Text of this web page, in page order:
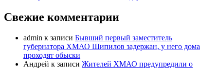
Свежие комментарии
admin к записи Бывший первый заместитель
губернатора ХМАО Шипилов задержан, у него дома
проходят обыски
Андрей к записи Жителей ХМАО предупредили о